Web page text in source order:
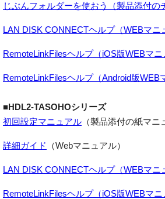
じぶんフォルダーを使おう（製品添付の
LAN DISK CONNECTヘルプ（WEBマニ
RemoteLinkFilesヘルプ（iOS版WEBマニ
RemoteLinkFilesヘルプ（Android版WEB
■HDL2-TASOHOシリーズ
初回設定マニュアル （製品添付の紙マニ
詳細ガイド （Webマニュアル）
LAN DISK CONNECTヘルプ（WEBマニ
RemoteLinkFilesヘルプ（iOS版WEBマニ